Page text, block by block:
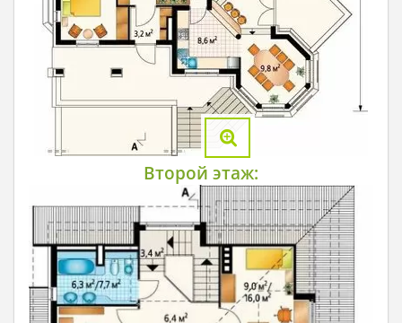
Второй этаж: